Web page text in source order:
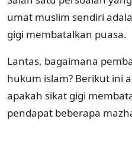
umat muslim sendiri
gigi membatalkan puasa.
Lantas, bagaimana
hukum islam? Berikut ini
apakah sikat gigi
pendapat beberapa